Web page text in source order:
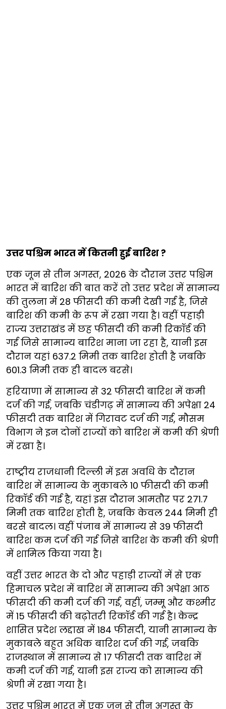
उत्तर पश्चिम भारत में कितनी हुई बारिश ?
एक जून से तीन अगस्त, 2026 के दौरान उत्तर पश्चिम
भारत में बारिश की बात करें तो उत्तर प्रदेश में सामान्य
की तुलना में 28 फीसदी की कमी देखी गई है, जिसे
बारिश की कमी के रूप में रखा गया है। वहीं पहाड़ी
राज्य उत्तराखंड में छह फीसदी की कमी रिकॉर्ड की
गई जिसे सामान्य बारिश माना जा रहा है, यानी इस
दौरान यहां 637.2 मिमी तक बारिश होती है जबकि
601.3 मिमी तक ही बादल बरसे।
हरियाणा में सामान्य से 32 फीसदी बारिश में कमी
दर्ज की गई, जबकि चंडीगढ़ में सामान्य की अपेक्षा 24
फीसदी तक बारिश में गिरावट दर्ज की गई, मौसम
विभाग ने इन दोनों राज्यों को बारिश में कमी की श्रेणी
में रखा है।
राष्ट्रीय राजधानी दिल्ली में इस अवधि के दौरान
बारिश में सामान्य के मुकाबले 10 फीसदी की कमी
रिकॉर्ड की गई है, यहां इस दौरान आमतौर पर 271.7
मिमी तक बारिश होती है, जबकि केवल 244 मिमी ही
बरसे बादल। वहीं पंजाब में सामान्य से 39 फीसदी
बारिश कम दर्ज की गई जिसे बारिश के कमी की श्रेणी
में शामिल किया गया है।
वहीं उत्तर भारत के दो और पहाड़ी राज्यों में से एक
हिमाचल प्रदेश में बारिश में सामान्य की अपेक्षा आठ
फीसदी की कमी दर्ज की गई, वहीं, जम्मू और कश्मीर
में 15 फीसदी की बढ़ोतरी रिकॉर्ड की गई है। केन्द्र
शासित प्रदेश लद्दाख में 184 फीसदी, यानी सामान्य के
मुकाबले बहुत अधिक बारिश दर्ज की गई, जबकि
राजस्थान में सामान्य से 17 फीसदी तक बारिश में
कमी दर्ज की गई, यानी इस राज्य को सामान्य की
श्रेणी में रखा गया है।
उत्तर पश्चिम भारत में एक जून से तीन अगस्त के